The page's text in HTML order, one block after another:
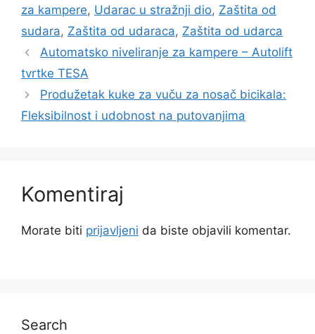
za kampere, Udarac u stražnji dio, Zaštita od
sudara, Zaštita od udaraca, Zaštita od udarca
Automatsko niveliranje za kampere – Autolift
tvrtke TESA
Produžetak kuke za vuču za nosač bicikala:
Fleksibilnost i udobnost na putovanjima
Komentiraj
Morate biti prijavljeni da biste objavili komentar.
Search